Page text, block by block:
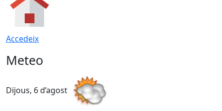
Accedeix
Meteo
Dijous, 6 d’agost